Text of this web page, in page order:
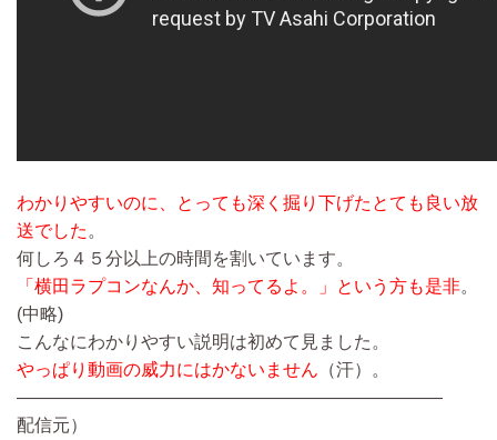
わかりやすいのに、とっても深く掘り下げたとても良い放
送でした 。
何しろ４５分以上の時間を割いています。
「横田ラプコンなんか、知ってるよ。」という方も是非。
(中略)
こんなにわかりやすい説明は初めて見ました。
やっぱり動画の威力にはかないません （汗）。
————————————————————————
配信元）